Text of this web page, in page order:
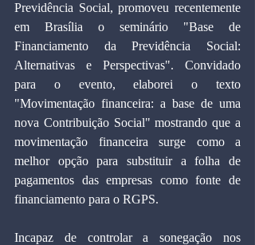
Previdência Social, promoveu recentemente
em Brasília o seminário "Base de
Financiamento da Previdência Social:
Alternativas e Perspectivas". Convidado
para o evento, elaborei o texto
"Movimentação financeira: a base de uma
nova Contribuição Social" mostrando que a
movimentação financeira surge como a
melhor opção para substituir a folha de
pagamentos das empresas como fonte de
financiamento para o RGPS.
Incapaz de controlar a sonegação nos